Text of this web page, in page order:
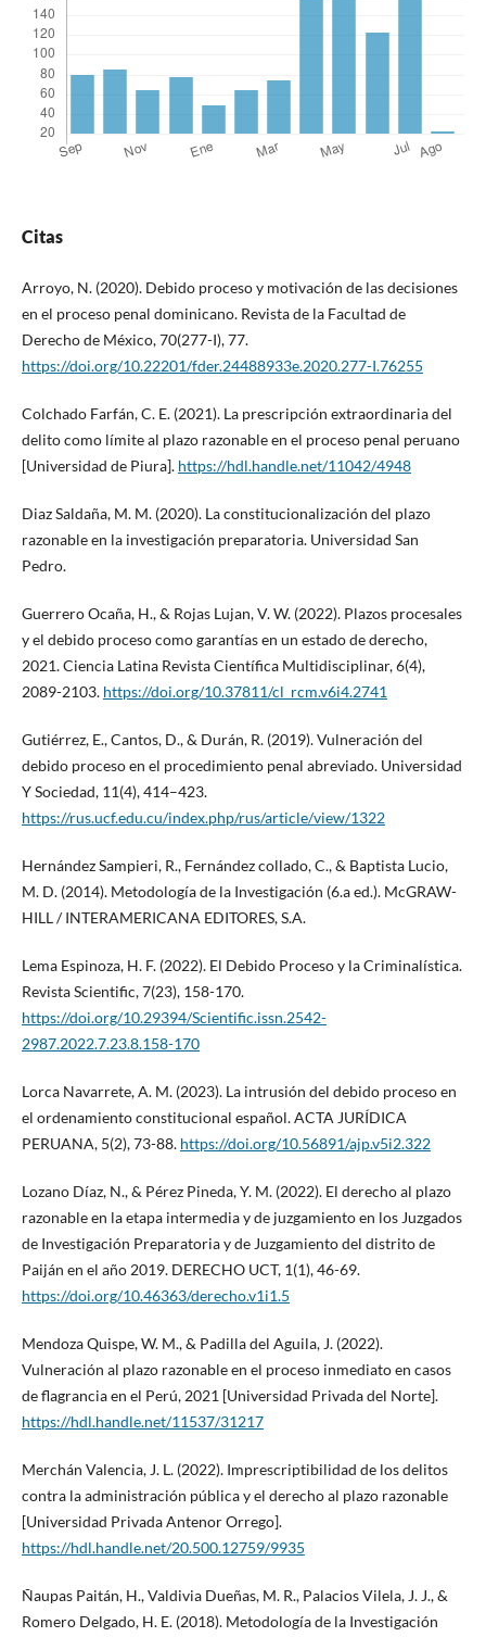
Citas
Arroyo, N. (2020). Debido proceso y motivación de las decisiones
en el proceso penal dominicano. Revista de la Facultad de
Derecho de México, 70(277-I), 77.
https://doi.org/10.22201/fder.24488933e.2020.277-I.76255
Colchado Farfán, C. E. (2021). La prescripción extraordinaria del
delito como límite al plazo razonable en el proceso penal peruano
[Universidad de Piura]. https://hdl.handle.net/11042/4948
Diaz Saldaña, M. M. (2020). La constitucionalización del plazo
razonable en la investigación preparatoria. Universidad San
Pedro.
Guerrero Ocaña, H., & Rojas Lujan, V. W. (2022). Plazos procesales
y el debido proceso como garantías en un estado de derecho,
2021. Ciencia Latina Revista Científica Multidisciplinar, 6(4),
2089-2103. https://doi.org/10.37811/cl_rcm.v6i4.2741
Gutiérrez, E., Cantos, D., & Durán, R. (2019). Vulneración del
debido proceso en el procedimiento penal abreviado. Universidad
Y Sociedad, 11(4), 414–423.
https://rus.ucf.edu.cu/index.php/rus/article/view/1322
Hernández Sampieri, R., Fernández collado, C., & Baptista Lucio,
M. D. (2014). Metodología de la Investigación (6.a ed.). McGRAW-
HILL / INTERAMERICANA EDITORES, S.A.
Lema Espinoza, H. F. (2022). El Debido Proceso y la Criminalística.
Revista Scientific, 7(23), 158-170.
https://doi.org/10.29394/Scientific.issn.2542-
2987.2022.7.23.8.158-170
Lorca Navarrete, A. M. (2023). La intrusión del debido proceso en
el ordenamiento constitucional español. ACTA JURÍDICA
PERUANA, 5(2), 73-88. https://doi.org/10.56891/ajp.v5i2.322
Lozano Díaz, N., & Pérez Pineda, Y. M. (2022). El derecho al plazo
razonable en la etapa intermedia y de juzgamiento en los Juzgados
de Investigación Preparatoria y de Juzgamiento del distrito de
Paiján en el año 2019. DERECHO UCT, 1(1), 46-69.
https://doi.org/10.46363/derecho.v1i1.5
Mendoza Quispe, W. M., & Padilla del Aguila, J. (2022).
Vulneración al plazo razonable en el proceso inmediato en casos
de flagrancia en el Perú, 2021 [Universidad Privada del Norte].
https://hdl.handle.net/11537/31217
Merchán Valencia, J. L. (2022). Imprescriptibilidad de los delitos
contra la administración pública y el derecho al plazo razonable
[Universidad Privada Antenor Orrego].
https://hdl.handle.net/20.500.12759/9935
Ñaupas Paitán, H., Valdivia Dueñas, M. R., Palacios Vilela, J. J., &
Romero Delgado, H. E. (2018). Metodología de la Investigación